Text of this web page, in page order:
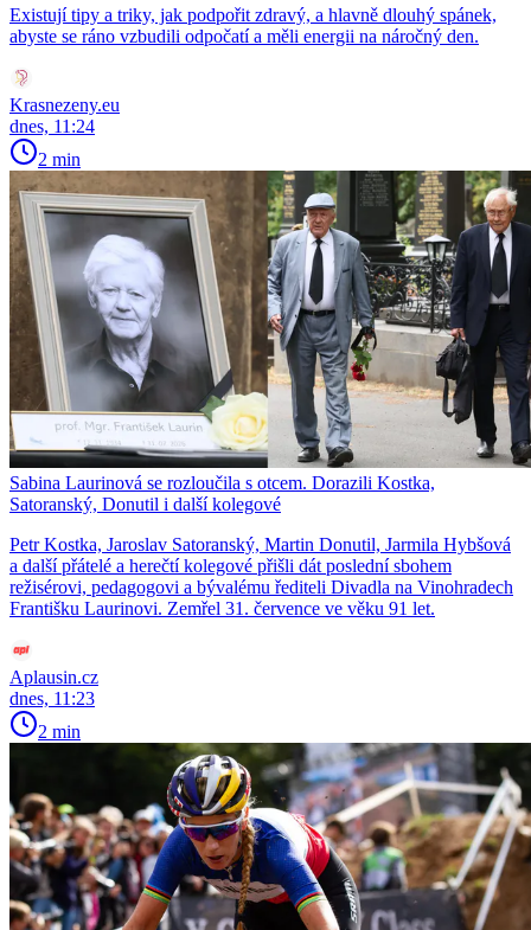
Existují tipy a triky, jak podpořit zdravý, a hlavně dlouhý spánek,
abyste se ráno vzbudili odpočatí a měli energii na náročný den.
Krasnezeny.eu
dnes, 11:24
2 min
Sabina Laurinová se rozloučila s otcem. Dorazili Kostka,
Satoranský, Donutil i další kolegové
Petr Kostka, Jaroslav Satoranský, Martin Donutil, Jarmila Hybšová
a další přátelé a herečtí kolegové přišli dát poslední sbohem
režisérovi, pedagogovi a bývalému řediteli Divadla na Vinohradech
Františku Laurinovi. Zemřel 31. července ve věku 91 let.
Aplausin.cz
dnes, 11:23
2 min